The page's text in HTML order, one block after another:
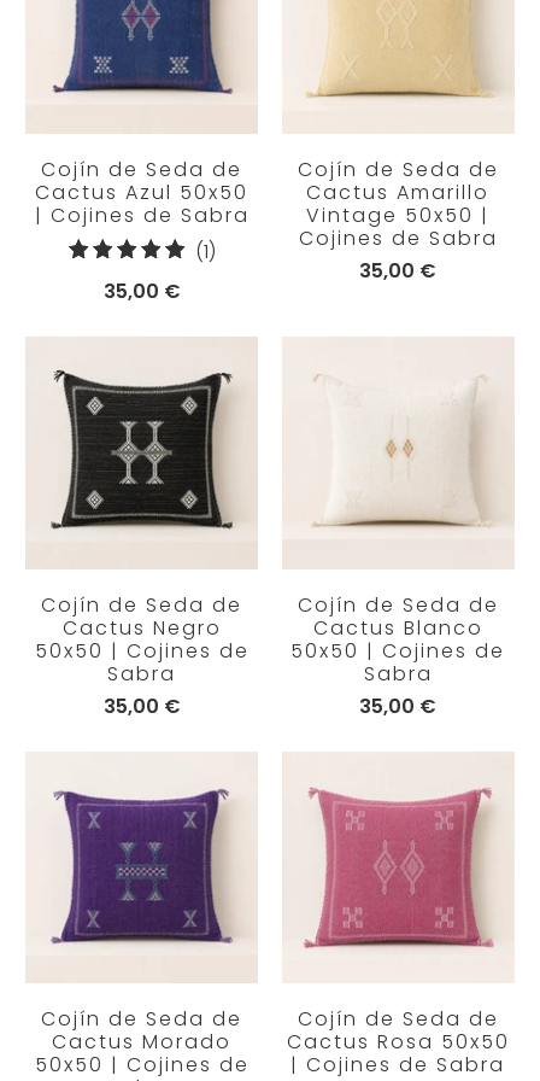
Cojín de Seda de
Cactus Azul 50x50
| Cojines de Sabra
(1)1
35,00 €
Cojín de Seda de
Cactus Amarillo
Vintage 50x50 |
Cojines de Sabra
35,00 €
Cojín de Seda de
Cactus Negro
50x50 | Cojines de
Sabra
35,00 €
Cojín de Seda de
Cactus Blanco
50x50 | Cojines de
Sabra
35,00 €
Cojín de Seda de
Cactus Morado
50x50 | Cojines de
Cojín de Seda de
Cactus Rosa 50x50
| Cojines de Sabra